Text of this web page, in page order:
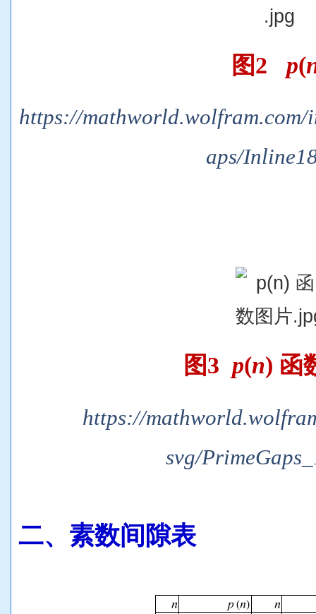
图2 p(
https://mathworld.wolfram.com/
aps/
图3 p(n) 函
https://
svg/
二、 素数间隙表